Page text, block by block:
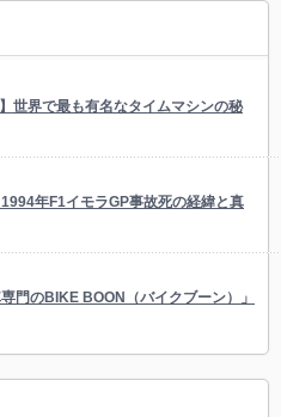
世界で最も有名なタイムマシンの秘
1994年F1イモラGP事故死の経緯と真
門のBIKE BOON（バイクブーン）」